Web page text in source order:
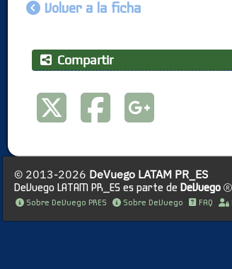
Volver a la ficha
Compartir
© 2013-2026 DeVuego LATAM PR_ES
DeVuego LATAM PR_ES es parte deDeVuego
Sobre DeVuego PRES Sobre DeVuego FAQ